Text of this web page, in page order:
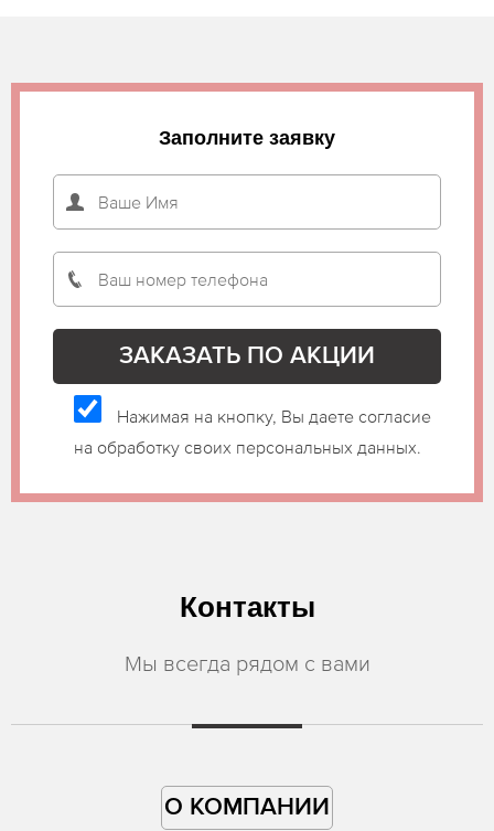
Заполните заявку
Нажимая на кнопку, Вы даете согласие
на обработку своих персональных данных.
Контакты
Мы всегда рядом с вами
О КОМПАНИИ